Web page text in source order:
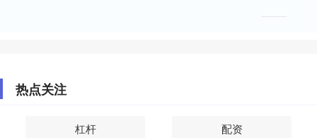
热点关注
杠杆 配资